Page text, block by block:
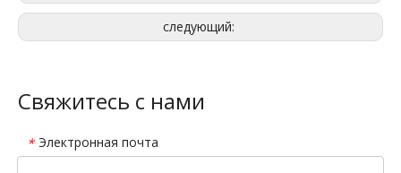
следующий:
Свяжитесь с нами
* Электронная почта